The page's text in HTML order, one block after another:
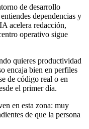
de desarrollo
dependencias y
acelera redacción,
operativo sigue
quieres productividad
encaja bien en perfiles
de código real o en
el primer día.
en esta zona: muy
de que la persona